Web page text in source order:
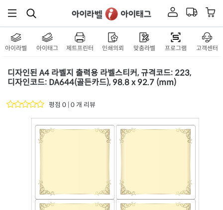
아이라벨 아이태그 제트프린터 인쇄의뢰 맞춤라벨 프로그램 고객센터
디자인된 A4 라벨지 출력용 라벨스티커, 규격코드: 223,
디자인코드: DA644(골든카드), 98.8 x 92.7 (mm)
평점 0 | 0 개 리뷰